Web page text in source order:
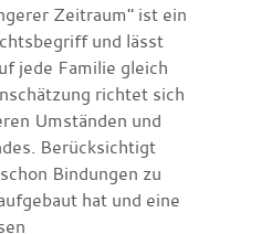
Zeitraum" ist ein
und lässt
jede Familie gleich
richtet sich
Umständen und
Berücksichtigt
Bindungen zu
hat und eine